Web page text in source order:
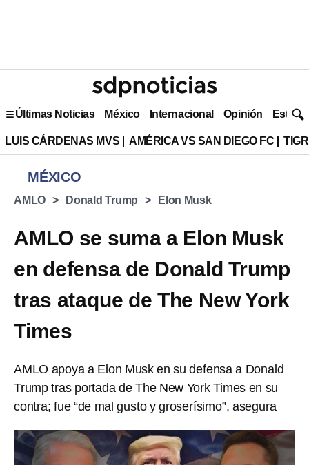
Últimas Noticias México Internacional Opinión Estilo
LUIS CÁRDENAS MVS AMÉRICA VS SAN DIEGO FC
MÉXICO
AMLO Donald Trump Elon Musk
AMLO se suma a Elon Musk
en defensa de Donald Trump
tras ataque de The New York
Times
AMLO apoya a Elon Musk en su defensa a Donald
Trump tras portada de The New York Times en su
contra; fue “de mal gusto y groserísimo”, asegura